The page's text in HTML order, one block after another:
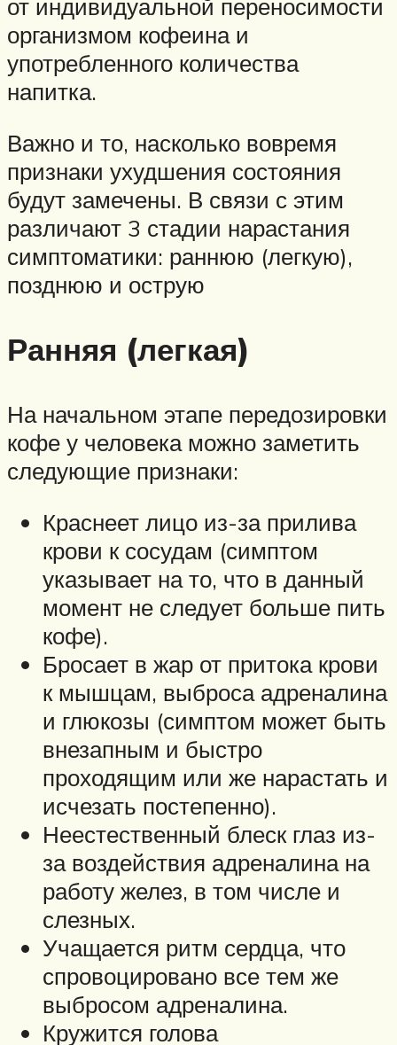
от индивидуальной переносимости
организмом кофеина и
употребленного количества
напитка.
Важно и то, насколько вовремя
признаки ухудшения состояния
будут замечены. В связи с этим
различают 3 стадии нарастания
симптоматики: раннюю (легкую),
позднюю и острую
Ранняя (легкая)
На начальном этапе передозировки
кофе у человека можно заметить
следующие признаки:
Краснеет лицо из-за прилива
крови к сосудам (симптом
указывает на то, что в данный
момент не следует больше пить
кофе).
Бросает в жар от притока крови
к мышцам, выброса адреналина
и глюкозы (симптом может быть
внезапным и быстро
проходящим или же нарастать и
исчезать постепенно).
Неестественный блеск глаз из-
за воздействия адреналина на
работу желез, в том числе и
слезных.
Учащается ритм сердца, что
спровоцировано все тем же
выбросом адреналина.
Кружится голова